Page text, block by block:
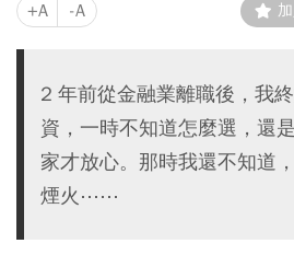
+A -A
2 年前從金融業離職後，我
資，一時不知道怎麼選，還
家才放心。那時我還不知道
煙火⋯⋯